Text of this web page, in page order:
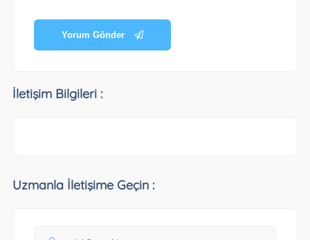
Yorum Gönder
İletişim Bilgileri :
Uzmanla İletişime Geçin :